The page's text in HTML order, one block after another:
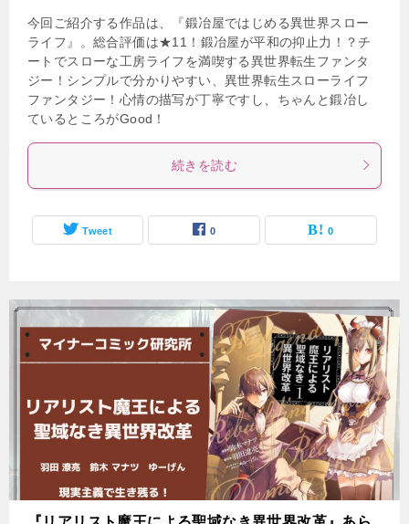
今回ご紹介する作品は、『鍛冶屋ではじめる異世界スロー
ライフ』。総合評価は★11！鍛冶屋が平和の抑止力！？チ
ートでスローな工房ライフを満喫する異世界転生ファンタ
ジー！シンプルで分かりやすい、異世界転生スローライフ
ファンタジー！心情の描写が丁寧ですし、ちゃんと鍛冶し
ているところがGood！
続きを読む
Tweet 0 0